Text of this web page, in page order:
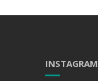
INSTAGRAM